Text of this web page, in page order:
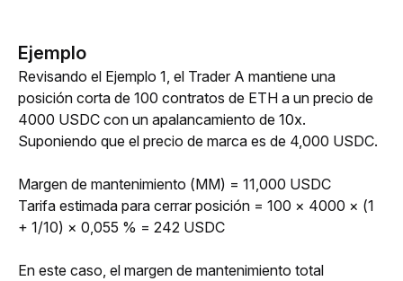
Ejemplo
Revisando el Ejemplo 1, el Trader A mantiene una
posición corta de 100 contratos de ETH a un precio de
4000 USDC con un apalancamiento de 10x.
Suponiendo que el precio de marca es de 4,000 USDC.
Margen de mantenimiento (MM) = 11,000 USDC
Tarifa estimada para cerrar posición = 100 × 4000 × (1
+ 1/10) × 0,055 % = 242 USDC
En este caso, el margen de mantenimiento total